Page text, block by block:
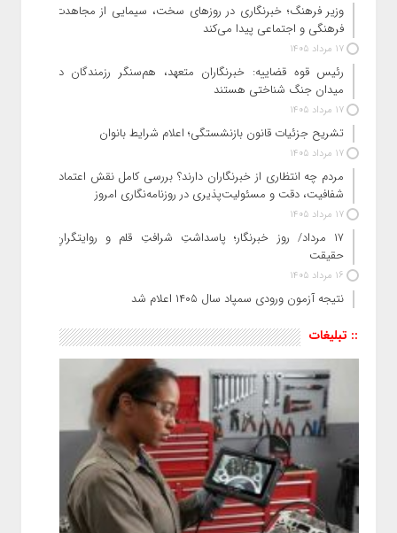
وزیر فرهنگ؛ خبرنگاری در روزهای سخت، سیمایی از مجاهدت
فرهنگی و اجتماعی پیدا می‌کند
17 مرداد 1405
رئیس قوه قضاییه: خبرنگاران متعهد، هم‌سنگر رزمندگان در
میدان جنگ شناختی هستند
17 مرداد 1405
تشریح جزئیات قانون بازنشستگی؛ اعلام شرایط بانوان
17 مرداد 1405
مردم چه انتظاری از خبرنگاران دارند؟ بررسی کامل نقش اعتماد،
شفافیت، دقت و مسئولیت‌پذیری در روزنامه‌نگاری امروز
17 مرداد 1405
۱۷ مرداد/ روز خبرنگار؛ پاسداشتِ شرافتِ قلم و روایتگرانِ
حقیقت
16 مرداد 1405
نتیجه آزمون ورودی سمپاد سال ۱۴۰۵ اعلام شد
:: تبلیغات